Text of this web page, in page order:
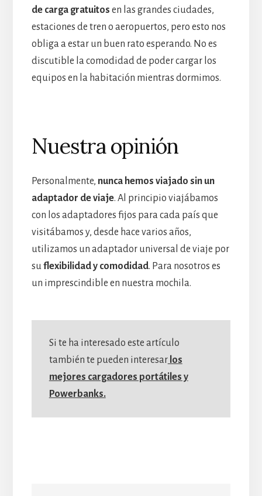
de carga gratuitos en las grandes ciudades,
estaciones de tren o aeropuertos, pero esto nos
obliga a estar un buen rato esperando. No es
discutible la comodidad de poder cargar los
equipos en la habitación mientras dormimos.
Nuestra opinión
Personalmente, nunca hemos viajado sin un
adaptador de viaje. Al principio viajábamos
con los adaptadores fijos para cada país que
visitábamos y, desde hace varios años,
utilizamos un adaptador universal de viaje por
suflexibilidad y comodidad. Para nosotros es
un imprescindible en nuestra mochila.
Si te ha interesado este artículo
también te pueden interesarlos
mejores cargadores portátiles y
Powerbanks.